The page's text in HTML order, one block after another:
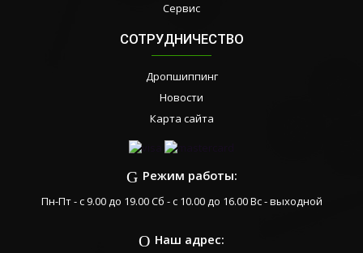
Сервис
СОТРУДНИЧЕСТВО
Дропшиппинг
Новости
Карта сайта
Режим работы:
Пн-Пт - с 9.00 до 19.00 Сб - с 10.00 до 16.00 Вс - выходной
Наш адрес: